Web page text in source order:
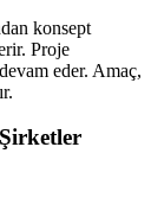
konsept
Proje
eder. Amaç,